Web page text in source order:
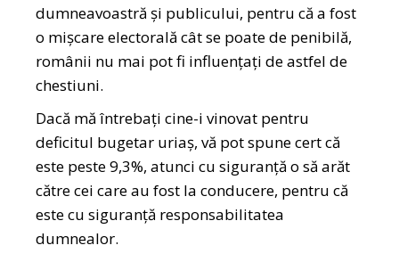
dumneavoastră și publicului, pentru că a fost
o mișcare electorală cât se poate de penibilă,
românii nu mai pot fi influențați de astfel de
chestiuni.
Dacă mă întrebați cine-i vinovat pentru
deficitul bugetar uriaș, vă pot spune cert că
este peste 9,3%, atunci cu siguranță o să arăt
către cei care au fost la conducere, pentru că
este cu siguranță responsabilitatea
dumnealor.